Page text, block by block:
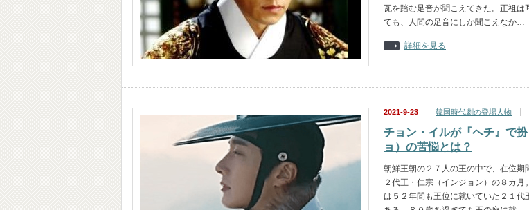
瓦を踏む足音が聞こえてきた。正祖は
ても、人間の足音にしか聞こえなか…
詳細を見る
2021-9-23 韓国時代劇の登場人物
チョン・イルが『ヘチ』で
ョ）の苦悩とは？
朝鮮王朝の２７人の王の中で、在位期
２代王・仁宗（インジョン）の８カ
は５２年間も王位に就いていた２１代